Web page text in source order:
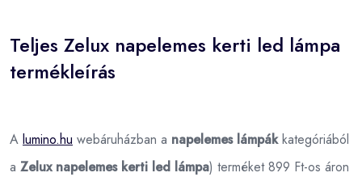
Teljes Zelux napelemes kerti led lámpa
termékleírás
A lumino.hu webáruházban a napelemes lámpákkategóriából
a Zelux napelemes kerti led lámpa) terméket 899 Ft-os áron